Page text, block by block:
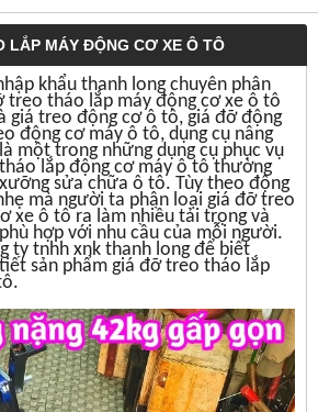
LẮP MÁY ĐỘNG CƠ XE Ô TÔ
khẩu thanh long chuyên phân
treo tháo lắp máy động cơ xe ô tô
giá treo động cơ ô tô, giá đỡ động
động cơ máy ô tô, dụng cụ nâng
một trong những dụng cụ phục vụ
lắp động cơ máy ô tô thường
sửa chữa ô tô. Tùy theo động
mà người ta phân loại giá đỡ treo
xe ô tô ra làm nhiều tải trọng và
hợp với nhu cầu của mỗi người.
ty tnhh xnk thanh long để biết
sản phẩm giá đỡ treo tháo lắp